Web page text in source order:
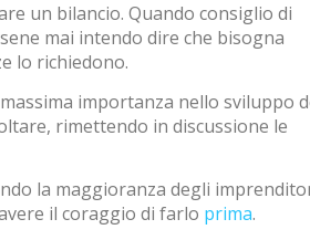
un bilancio. Quando consiglio di
mai intendo dire che bisogna
lo richiedono.
importanza nello sviluppo
rimettendo in discussione le
la maggioranza degli
il coraggio di farlo prima.